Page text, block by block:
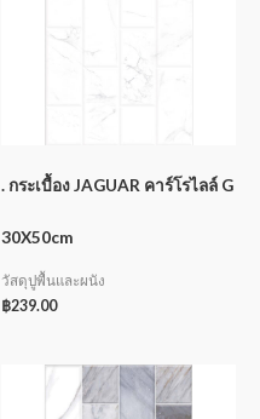
. กระเบื้อง JAGUAR คาร์โรไลล์ G
30X50cm
วัสดุปูพื้นและผนัง
฿239.00